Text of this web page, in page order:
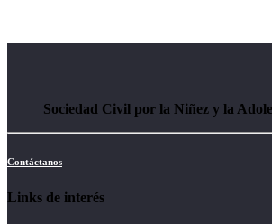
Sociedad Civil por la Niñez y la
Contáctanos
Links de interés